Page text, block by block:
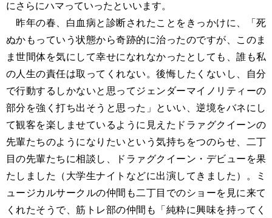
にさらにハマっていったといいます。
昨年の春、白血病と診断されたことをきっかけに、「死
ぬかもっていう状態から奇跡的に治ったのですが、このま
ま世間体を気にして幸せになれなかったとしても、誰も私
の人生の責任は取ってくれない。後悔したくないし、自分
で行動するしかないと思ってジェンダーマイノリティーの
部分を強く打ち出そうと思った」といい、逆境をバネにし
て観客を楽しませているように見えたドラァグクイーンの
先輩たちのようになりたいという気持ちをつのらせ、二丁
目の先輩たちに相談し、ドラァグクイーン・デビューを果
たしました（大学生ナイトなどに出演してきました）。ミ
ュージカルサークルの仲間も二丁目でのショーを見に来て
くれたそうで、筋トレ部の仲間も「純粋に興味を持ってく